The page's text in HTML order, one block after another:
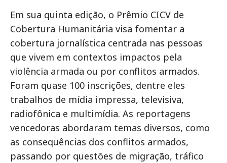
Em sua quinta edição, o Prêmio CICV de
Cobertura Humanitária visa fomentar a
cobertura jornalística centrada nas pessoas
que vivem em contextos impactos pela
violência armada ou por conflitos armados.
Foram quase 100 inscrições, dentre eles
trabalhos de mídia impressa, televisiva,
radiofônica e multimídia. As reportagens
vencedoras abordaram temas diversos, como
as consequências dos conflitos armados,
passando por questões de migração, tráfico